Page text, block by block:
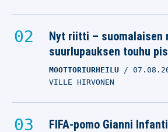
Nyt riitti – suomalaisen
suurlupauksen touhu
MOOTTORIURHEILU
VILLE HIRVONEN
FIFA-pomo Gianni